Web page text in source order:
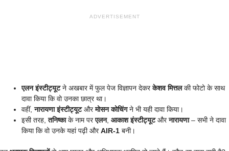
ADVERTISEMENT
एलन इंस्टीट्यूटने अखबार में फुल पेज विज्ञापन देकरकेशव मित्तलकी फोटो के साथ
दावा किया कि वो उनका छात्र था।
वहीं,नारायणा इंस्टीट्यूटऔरमोसन कोचिंगने भी यही दावा किया।
इसी तरह,तनिष्काके नाम परएलन, आकाश इंस्टीट्यूटऔरनारायणा– सभी ने दावा
किया कि वो उनके यहां पढ़ी औरAIR-1 बनी।